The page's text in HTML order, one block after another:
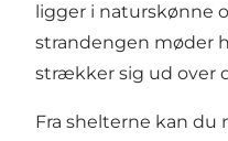
ligger i naturskønne
strandengen møder
strækker sig ud over
Fra shelterne kan du